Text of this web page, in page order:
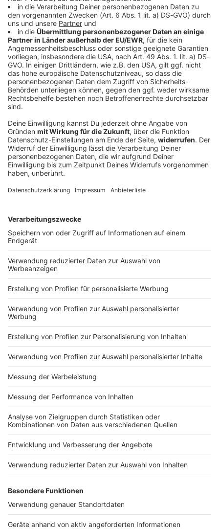
Bayern
Müder FC Augsburg gewinnt Härtetest -
Kabadayi nach Kroatien
Der FC Augsburg rackert im Trainingslager. Mit
schweren Beinen gelingt Manuel Baums Mannschaft
Erstligisten.
DEINE GEMERKTEN ARTIKEL
Du hast dir noch keine Artikel gemerkt
Markiere sie hierfür mit einem
Impressum
Nutzungsbedingungen
Jobs
Presse
Werben
Archiv
ANTENNE BAYERN GROUP
Kontakt
Studio-Hotline
Verkehrs-Hotline
Newsletter